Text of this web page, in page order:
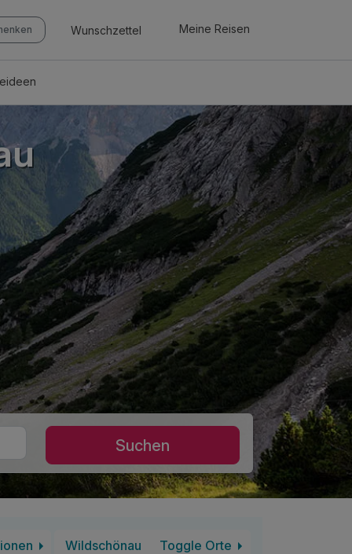
Wunschzettel Meine Reisen
Suchen
Wildschönau
Toggle Orte